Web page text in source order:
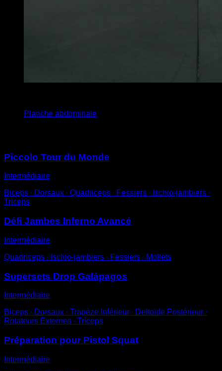
Planche abdominale
Piccolo Tour du Monde
Intermédiaire
Biceps ∙ Dorsaux ∙ Quadriceps ∙ Fessiers ∙ Ischio-jambiers ∙
Triceps
Défi Jambes Inferno Avancé
Intermédiaire
Quadriceps ∙ Ischio-jambiers ∙ Fessiers ∙ Mollets
Supersets Drop Galápagos
Intermédiaire
Biceps ∙ Dorsaux ∙ Trapèze Inférieur ∙ Deltoïde Postérieur ∙
Rotateurs Externes ∙ Triceps
Préparation pour Pistol Squat
Intermédiaire